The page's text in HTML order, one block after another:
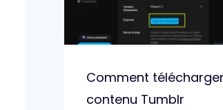
Comment
contenu Tumblr